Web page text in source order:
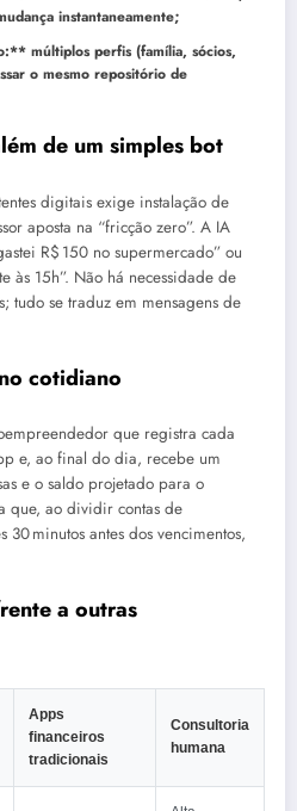
instantaneamente;
múltiplos perfis (família, sócios,
o mesmo repositório de
de um simples bot
digitais exige instalação de
aposta na “fricção zero”. A IA
R$ 150 no supermercado” ou
às 15h”. Não há necessidade de
tudo se traduz em mensagens de
cotidiano
que registra cada
e, ao final do dia, recebe um
e o saldo projetado para o
que, ao dividir contas de
minutos antes dos vencimentos,
a outras
Apps
financeiros
tradicionais
Consultoria
humana